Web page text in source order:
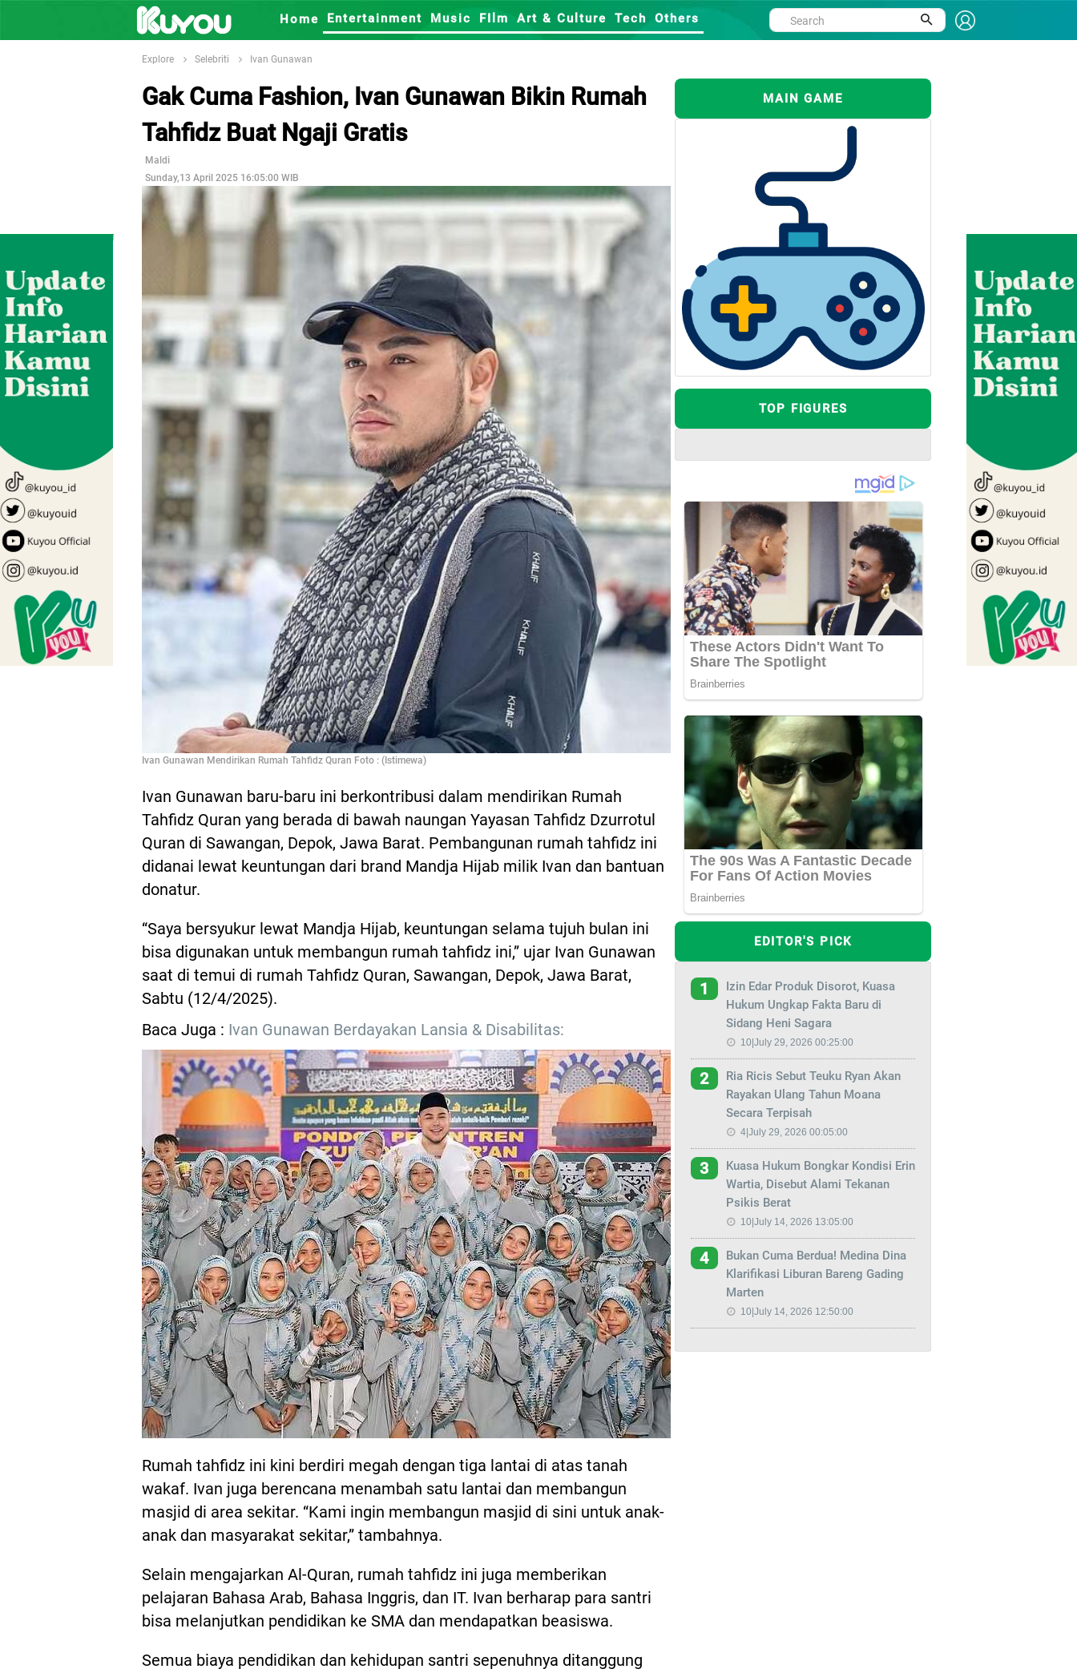
Home Entertainment Music FIlm Art & Culture Tech Others
Explore Selebriti Ivan Gunawan
Gak Cuma Fashion, Ivan Gunawan Bikin Rumah
Tahfidz Buat Ngaji Gratis
Maldi
Sunday,13 April 2025 16:05:00 WIB
Ivan Gunawan Mendirikan Rumah Tahfidz Quran Foto : (Istimewa)
Ivan Gunawan baru-baru ini berkontribusi dalam mendirikan Rumah
Tahfidz Quran yang berada di bawah naungan Yayasan Tahfidz Dzurrotul
Quran di Sawangan, Depok, Jawa Barat. Pembangunan rumah tahfidz ini
didanai lewat keuntungan dari brand Mandja Hijab milik Ivan dan bantuan
donatur.
“Saya bersyukur lewat Mandja Hijab, keuntungan selama tujuh bulan ini
bisa digunakan untuk membangun rumah tahfidz ini,” ujar Ivan Gunawan
saat di temui di rumah Tahfidz Quran, Sawangan, Depok, Jawa Barat,
Sabtu (12/4/2025).
Baca Juga : Ivan Gunawan Berdayakan Lansia & Disabilitas:
Rumah tahfidz ini kini berdiri megah dengan tiga lantai di atas tanah
wakaf. Ivan juga berencana menambah satu lantai dan membangun
masjid di area sekitar. “Kami ingin membangun masjid di sini untuk anak-
anak dan masyarakat sekitar,” tambahnya.
Selain mengajarkan Al-Quran, rumah tahfidz ini juga memberikan
pelajaran Bahasa Arab, Bahasa Inggris, dan IT. Ivan berharap para santri
bisa melanjutkan pendidikan ke SMA dan mendapatkan beasiswa.
Semua biaya pendidikan dan kehidupan santri sepenuhnya ditanggung
MAIN GAME
TOP FIGURES
EDITOR'S PICK
1
Izin Edar Produk Disorot, Kuasa
Hukum Ungkap Fakta Baru di
Sidang Heni Sagara
10|July 29, 2026 00:25:00
2
Ria Ricis Sebut Teuku Ryan Akan
Rayakan Ulang Tahun Moana
Secara Terpisah
4|July 29, 2026 00:05:00
3
Kuasa Hukum Bongkar Kondisi Erin
Wartia, Disebut Alami Tekanan
Psikis Berat
10|July 14, 2026 13:05:00
4
Bukan Cuma Berdua! Medina Dina
Klarifikasi Liburan Bareng Gading
Marten
10|July 14, 2026 12:50:00